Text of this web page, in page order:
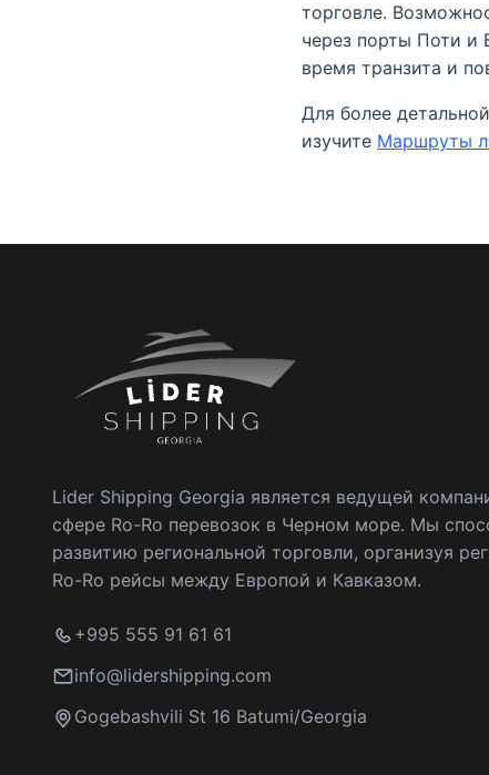
торговле.
через порты Поти и
время транзита и
Для более
изучите Маршруты
Lider Shipping Georgia является ведущей
сфере Ro-Ro перевозок в Черном море. Мы
развитию региональной торговли, организуя
Ro-Ro рейсы между Европой и Кавказом.
+995 555 91 61 61
info@lidershipping.com
Gogebashvili St 16 Batumi/Georgia